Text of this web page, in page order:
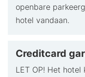
openbare
hotel vandaan.
Creditcard
LET OP! Het